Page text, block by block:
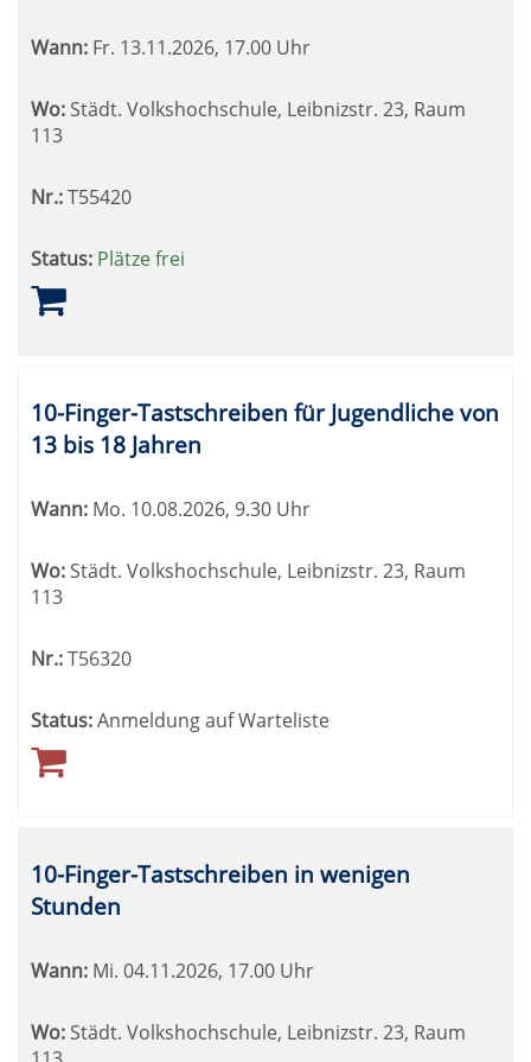
Wann: Fr. 13.11.2026, 17.00 Uhr
Wo: Städt. Volkshochschule, Leibnizstr. 23, Raum
113
Nr.:T55420
Status: Plätze frei
10-Finger-Tastschreiben für Jugendliche von
13 bis 18 Jahren
Wann: Mo. 10.08.2026, 9.30 Uhr
Wo:Städt. Volkshochschule, Leibnizstr. 23, Raum
113
Nr.:T56320
Status:Anmeldung auf Warteliste
10-Finger-Tastschreiben in wenigen
Stunden
Wann: Mi. 04.11.2026, 17.00 Uhr
Wo: Städt. Volkshochschule, Leibnizstr. 23, Raum